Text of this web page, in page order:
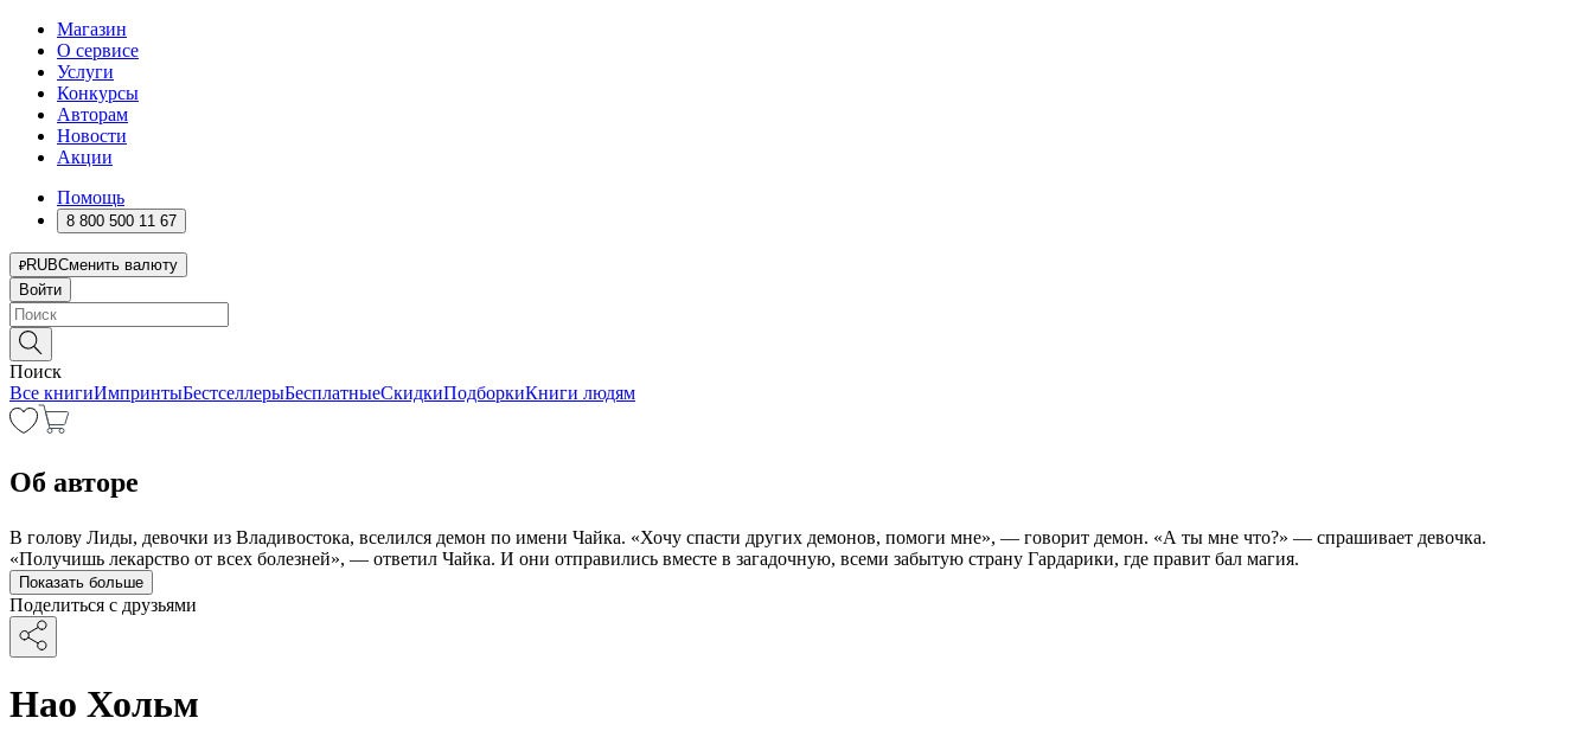
Магазин
О сервисе
Услуги
Конкурсы
Авторам
Новости
Акции
Помощь
8 800 500 11 67
RUBСменить валюту
Войти
Поиск
Все книгиИмпринтыБестселлерыБесплатныеСкидкиПодборкиКниги людям
Об авторе
В голову Лиды, девочки из Владивостока, вселился демон по имени Чайка. «Хочу спасти других демонов, помоги мне», — говорит демон. «А ты мне что?» — спрашивает девочка.
«Получишь лекарство от всех болезней», — ответил Чайка. И они отправились вместе в загадочную, всеми забытую страну Гардарики, где правит бал магия.
Показать больше
Поделиться с друзьями
Нао Хольм